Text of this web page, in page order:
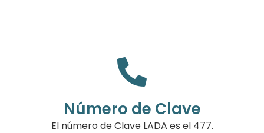
Número de Clave
El número de Clave LADA es el 477.